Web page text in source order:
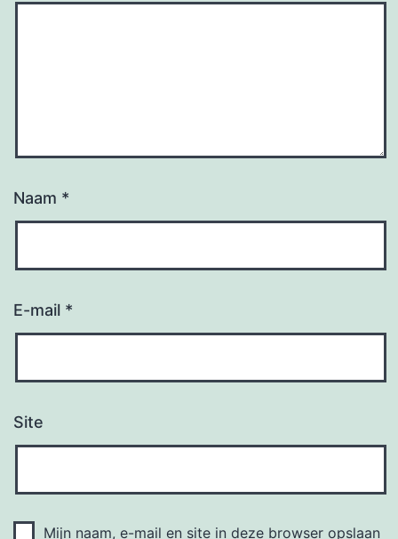
Naam *
E-mail *
Site
Mijn naam, e-mail en site in deze browser opslaan